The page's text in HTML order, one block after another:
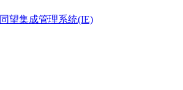
同望集成管理系统(IE)